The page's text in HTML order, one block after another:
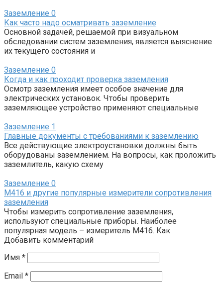
Заземление 0
Как часто надо осматривать заземление
Основной задачей, решаемой при визуальном
обследовании систем заземления, является выяснение
их текущего состояния и
Заземление 0
Когда и как проходит проверка заземления
Осмотр заземления имеет особое значение для
электрических установок. Чтобы проверить
заземляющее устройство применяют специальные
Заземление 1
Главные документы с требованиями к заземлению
Все действующие электроустановки должны быть
оборудованы заземлением. На вопросы, как проложить
заземлитель, какую схему
Заземление 0
М416 и другие популярные измерители сопротивления
заземления
Чтобы измерить сопротивление заземления,
используют специальные приборы. Наиболее
популярная модель – измеритель М416. Как
Добавить комментарий
Имя *
Email *